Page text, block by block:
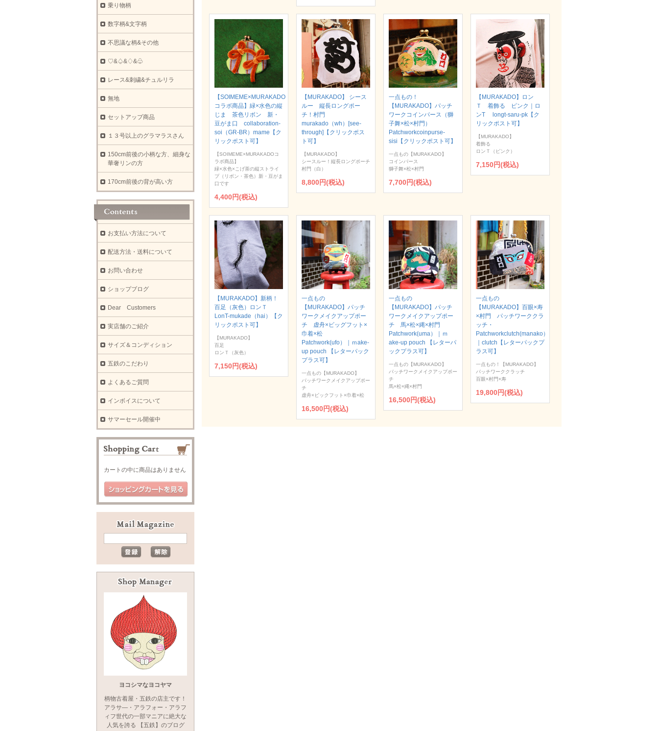
【SOIMEME×MURAKADO
コラボ商品】緑×水色の縦
じま 茶色リボン 新・
豆がま口 collaboration-
soi（GR-BR）mame【ク
リックポスト可】
【SOIMEME×MURAKADOコ
ラボ商品】
緑×水色×こげ茶の縦ストライ
プ（リボン・茶色）新・豆がま
口です
4,400円(税込)
【MURAKADO】 シース
ルー 縦長ロングポー
チ！村門
murakado（wh）[see-
through]【クリックポス
ト可】
【MURAKADO】
シースルー！縦長ロングポーチ
村門（白）
8,800円(税込)
一点もの！
【MURAKADO】パッチ
ワークコインパース（獅
子舞×松×村門）
Patchworkcoinpurse-
sisi【クリックポスト可】
一点もの【MURAKADO】
コインパース
獅子舞×松×村門
7,700円(税込)
【MURAKADO】ロン
Ｔ 着飾る ピンク｜ロ
ンT longt-saru-pk【ク
リックポスト可】
【MURAKADO】
着飾る
ロンＴ（ピンク）
7,150円(税込)
【MURAKADO】新柄！
百足（灰色）ロンＴ
LonT-mukade（hai）【ク
リックポスト可】
【MURAKADO】
百足
ロンＴ（灰色）
7,150円(税込)
一点もの
【MURAKADO】パッチ
ワークメイクアップポー
チ 虚舟×ビッグフット×
巾着×松
Patchwork(ufo）｜ｍake-
up pouch 【レターパック
プラス可】
一点もの【MURAKADO】
パッチワークメイクアップポー
チ
虚舟×ビックフット×巾着×松
16,500円(税込)
一点もの
【MURAKADO】パッチ
ワークメイクアップポー
チ 馬×松×縄×村門
Patchwork(uma）｜ｍ
ake-up pouch 【レターパ
ックプラス可】
一点もの【MURAKADO】
パッチワークメイクアップポー
チ
馬×松×縄×村門
16,500円(税込)
一点もの
【MURAKADO】百眼×寿
×村門 パッチワーククラ
ッチ・
Patchworkclutch(manako）
｜clutch【レターパックプ
ラス可】
一点もの！【MURAKADO】
パッチワーククラッチ
百眼×村門×寿
19,800円(税込)
乗り物柄
数字柄&文字柄
不思議な柄&その他
♡&♤&♢&♧
レース&刺繍&チュルリラ
無地
セットアップ商品
１３号以上のグラマラスさん
150cm前後の小柄な方、細身な
華奢リンの方
170cm前後の背が高い方
お支払い方法について
配送方法・送料について
お問い合わせ
ショップブログ
Dear Customers
実店舗のご紹介
サイズ＆コンディション
五鉄のこだわり
よくあるご質問
インボイスについて
サマーセール開催中
カートの中に商品はありません
ヨコシマなヨコヤマ
柄物古着屋・五鉄の店主です！
アラサ―・アラフォー・アラフ
ィフ世代の一部マニアに絶大な
人気を誇る 【五鉄】のブログ